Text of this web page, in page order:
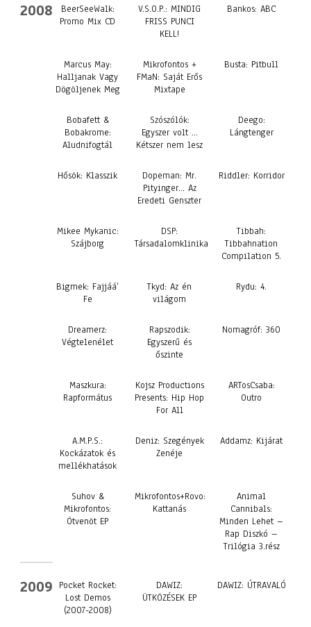
2008
BeerSeeWalk:
Promo Mix CD
V.S.O.P.: MINDIG
FRISS PUNCI
KELL!
Bankos: ABC
Marcus May:
Halljanak Vagy
Dögöljenek Meg
Mikrofontos +
FMaN: Saját Erős
Mixtape
Busta: Pitbull
Bobafett &
Bobakrome:
Aludnifogtál
Szószólók:
Egyszer volt …
Kétszer nem lesz
Deego:
Lángtenger
Hősök: Klasszik
Dopeman: Mr.
Pityinger… Az
Eredeti Genszter
Riddler: Korridor
Mikee Mykanic:
Szájborg
DSP:
Társadalomklinika
Tibbah:
Tibbahnation
Compilation 5.
Bigmek: Fajjáá’
Fe
Tkyd: Az én
világom
Rydu: 4.
Dreamerz:
Végtelenélet
Rapszodik:
Egyszerű és
őszinte
Nomagróf: 360
Maszkura:
Rapformátus
Kojsz Productions
Presents: Hip Hop
For All
ARTosCsaba:
Outro
A.M.P.S.:
Kockázatok és
mellékhatások
Deniz: Szegények
Zenéje
Addamz: Kijárat
Suhov &
Mikrofontos:
Ötvenöt EP
Mikrofontos+Rovo:
Kattanás
Animal
Cannibals:
Minden Lehet –
Rap Diszkó –
Trilógia 3.rész
2009
Pocket Rocket:
Lost Demos
(2007-2008)
DAWIZ:
ÜTKÖZÉSEK EP
DAWIZ: ÚTRAVALÓ